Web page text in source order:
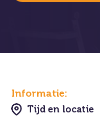
Informatie:
Tijd en locatie